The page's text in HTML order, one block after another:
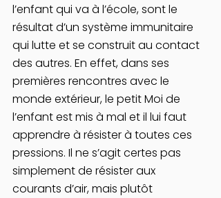
l’enfant qui va à l’école, sont le
résultat d’un système immunitaire
qui lutte et se construit au contact
des autres. En effet, dans ses
premières rencontres avec le
monde extérieur, le petit Moi de
l’enfant est mis à mal et il lui faut
apprendre à résister à toutes ces
pressions. Il ne s’agit certes pas
simplement de résister aux
courants d’air, mais plutôt